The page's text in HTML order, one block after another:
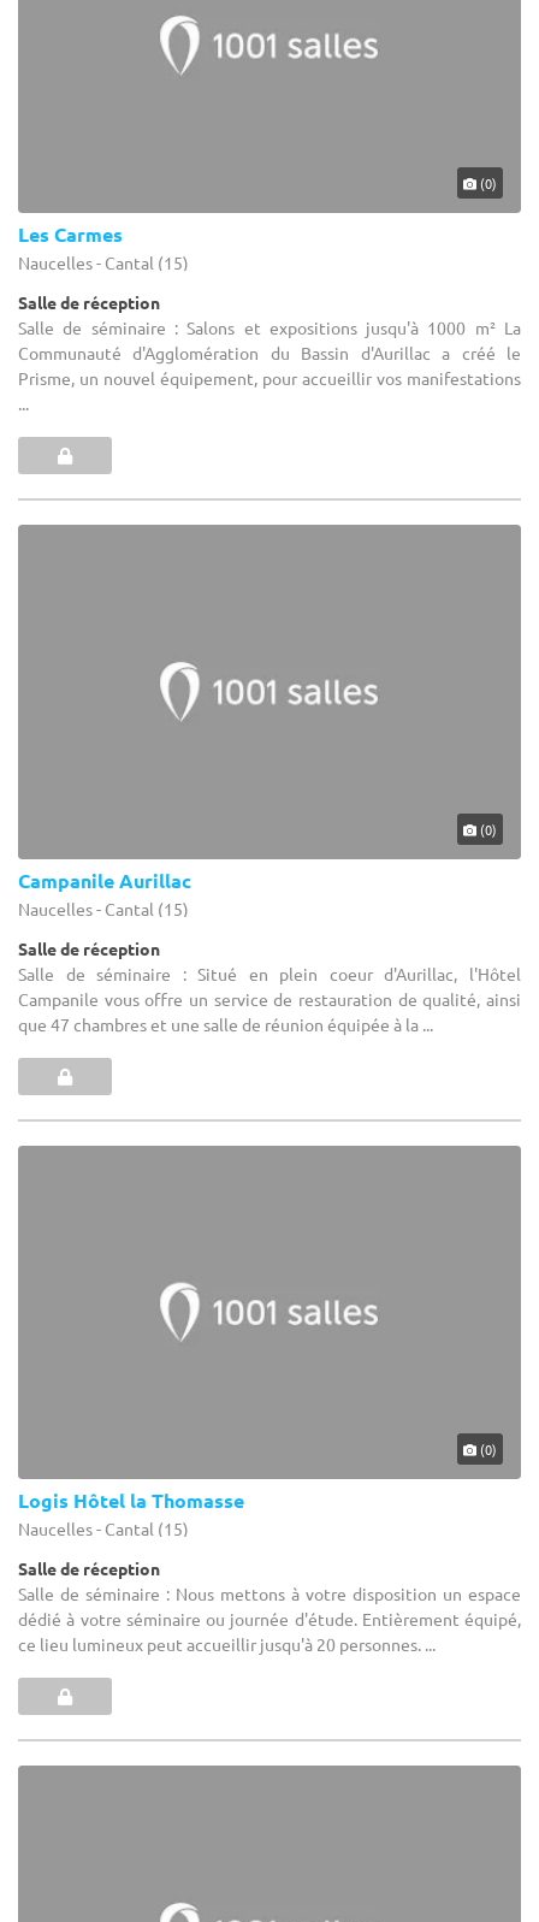
(0)
Les Carmes
Naucelles - Cantal (15)
Salle de réception
Salle de séminaire : Salons et expositions jusqu'à 1000 m² La
Communauté d'Agglomération du Bassin d'Aurillac a créé le
Prisme, un nouvel équipement, pour accueillir vos manifestations
(0)
Campanile Aurillac
Naucelles - Cantal (15)
Salle de réception
Salle de séminaire : Situé en plein coeur d'Aurillac, l'Hôtel
Campanile vous offre un service de restauration de qualité, ainsi
que 47 chambres et une salle de réunion équipée à la ...
(0)
Logis Hôtel la Thomasse
Naucelles - Cantal (15)
Salle de réception
Salle de séminaire : Nous mettons à votre disposition un espace
dédié à votre séminaire ou journée d'étude. Entièrement équipé,
ce lieu lumineux peut accueillir jusqu'à 20 personnes. ...